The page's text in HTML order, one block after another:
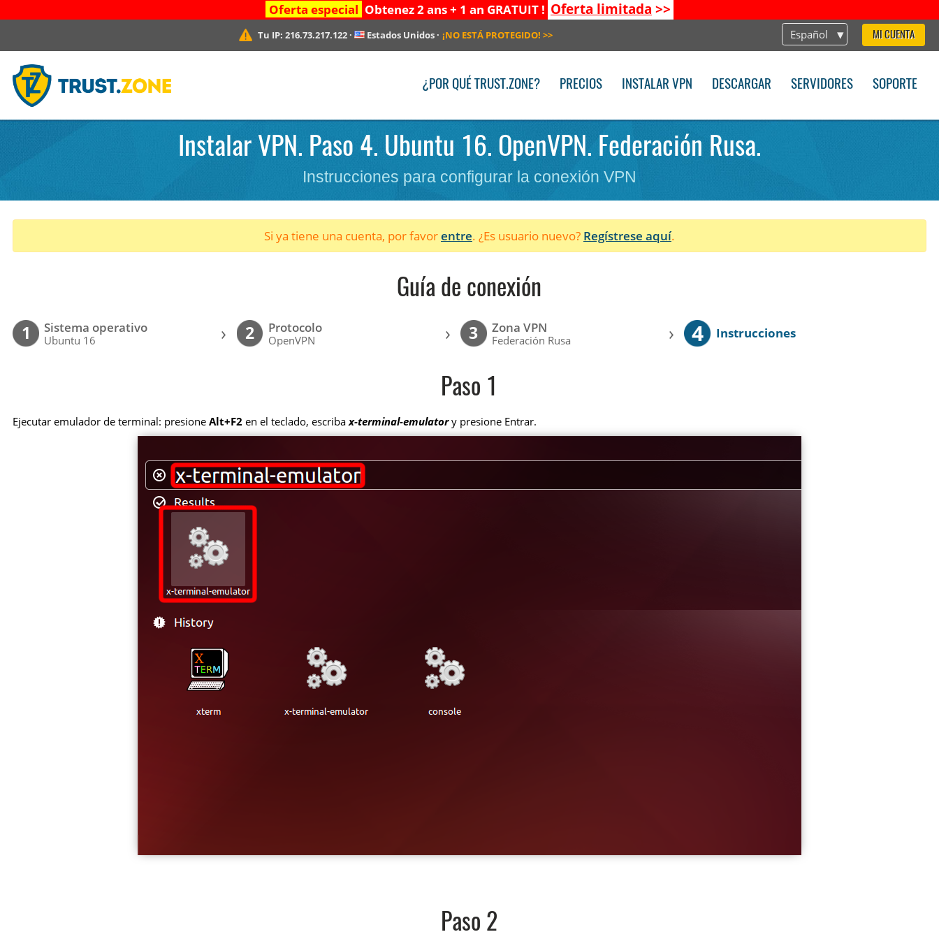
Oferta especial Obtenez 2 ans + 1 an GRATUIT ! Oferta limitada >>
Español MI CUENTA
Tu IP: 216.73.217.122· Estados Unidos· ¡NO ESTÁ PROTEGIDO! >>
¿POR QUÉ TRUST.ZONE? PRECIOS INSTALAR VPN DESCARGAR SERVIDORES SOPORTE
Instalar VPN. Paso 4. Ubuntu 16. OpenVPN. Federación Rusa.
Instrucciones para configurar la conexión VPN
Si ya tiene una cuenta, por favorentre. ¿Es usuario nuevo? Regístrese aquí.
Guía de conexión
1 Sistema operativo
Ubuntu 16 › 2 Protocolo
OpenVPN › 3 Zona VPN
Federación Rusa › 4 Instrucciones
Paso 1
Ejecutar emulador de terminal: presioneAlt+F2 en el teclado, escribax-terminal-emulatory presione Entrar.
Paso 2